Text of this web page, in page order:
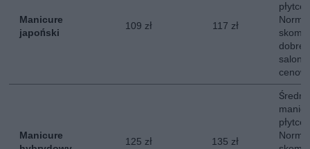
Manicure
japoński
109 zł 117 zł
płytce
dobrej
salon
Manicure
125 zł 135 zł
Średni
płytce